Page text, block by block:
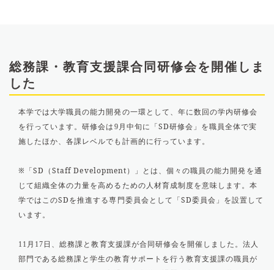
総務課・教育支援課合同研修会を開催しま
した
本学では大学職員の能力開発の一環として、年に数回の学内研修会
を行っています。研修会は 9 月中旬に「SD研修会」を職員全体で実
施したほか、各課レベルでも計画的に行っています。
※「SD（Staff Development）」とは、個々の職員の能力開発を通
じて組織全体の力量を高めるための人材育成制度を意味します。本
学ではこのSDを推進する専門委員会として「SD委員会」を設置して
います。
11 月 17 日、総務課と教育支援課が合同研修会を開催しました。法人
部門である総務課と学生の教育サポートを行う教育支援課の職員が